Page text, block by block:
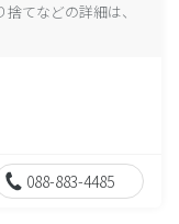
てなどの詳細は、
088-883-4485